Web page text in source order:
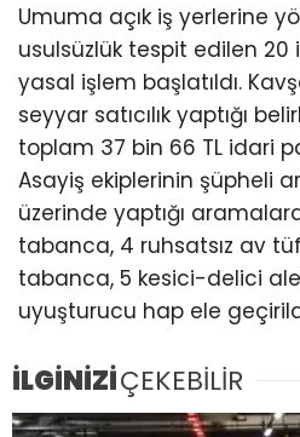
Umuma açık iş yerlerine
usulsüzlük tespit edilen 20
yasal işlem başlatıldı.
seyyar satıcılık yaptığı
toplam 37 bin 66 TL idari
Asayiş ekiplerinin şüpheli
üzerinde yaptığı
tabanca, 4 ruhsatsız av
tabanca, 5 kesici-delici
uyuşturucu hap ele
İLGİNİZİÇEKEBİLİR